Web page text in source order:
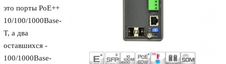
это порты PoE++
10/100/1000Base-
T, а два
оставшихся -
100/1000Base-